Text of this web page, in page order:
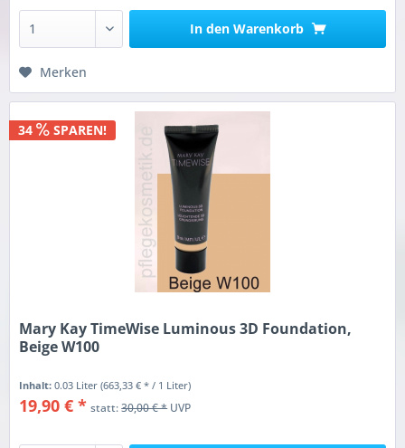
In den Warenkorb
Merken
34 SPAREN!
Mary Kay TimeWise Luminous 3D Foundation,
Beige W100
Inhalt:0.03 Liter(663,33 € * / 1 Liter)
19,90 € * statt:30,00 € *UVP